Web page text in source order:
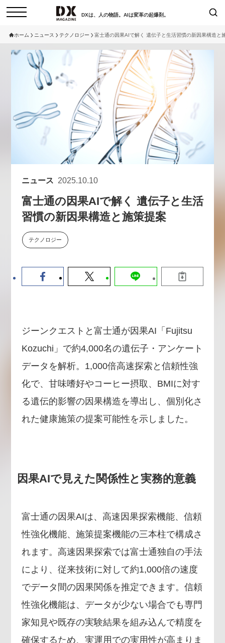
DXは、人の物語。AIは変革の起爆剤。
コラム インタビュー
ニュース
サービスメニュー 日本オムニチャネル協会
トップページ
特集
動画
サイトマップ
お問い合わせ
個人情報保護法について
採用情報
検索
現在開催予定のセミナー
非公開: 【8/6開催】AIエージェン
ト時代、日本企業は何から始める
新潮流から学ぶ〜
セミナー
【8/12開催】「イノベーションを
～
2026-06-10
ホーム ニュース テクノロジー 富士通の因果AIで解く 遺伝子と生活習慣の新因果構造と
ニュース 2025.10.10
富士通の因果AIで解く 遺伝子と生活
習慣の新因果構造と施策提案
テクノロジー
ジーンクエストと富士通が因果AI「Fujitsu
Kozuchi」で約4,000名の遺伝子・アンケート
データを解析。1,000倍高速探索と信頼性強
化で、甘味嗜好やコーヒー摂取、BMIに対す
る遺伝的影響の因果構造を導出し、個別化さ
れた健康施策の提案可能性を示しました。
因果AIで見えた関係性と実務的意義
富士通の因果AIは、高速因果探索機能、信頼
性強化機能、施策提案機能の三本柱で構成さ
れます。高速因果探索では富士通独自の手法
により、従来技術に対して約1,000倍の速度
でデータ間の因果関係を推定できます。信頼
性強化機能は、データが少ない場合でも専門
家知見や既存の実験結果を組み込んで精度を
確保するため、実運用での実用性が高まりま